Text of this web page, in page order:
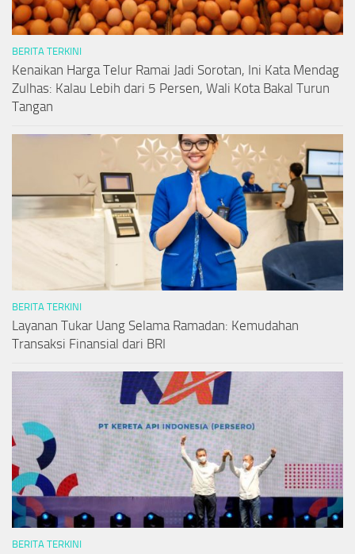
BERITA TERKINI
Kenaikan Harga Telur Ramai Jadi Sorotan, Ini Kata Mendag
Zulhas: Kalau Lebih dari 5 Persen, Wali Kota Bakal Turun
Tangan
BERITA TERKINI
Layanan Tukar Uang Selama Ramadan: Kemudahan
Transaksi Finansial dari BRI
BERITA TERKINI